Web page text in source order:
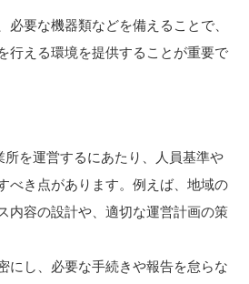
必要な機器類などを備えることで、
行える環境を提供することが重要で
を運営するにあたり、人員基準や
べき点があります。例えば、地域の
内容の設計や、適切な運営計画の策
にし、必要な手続きや報告を怠らな